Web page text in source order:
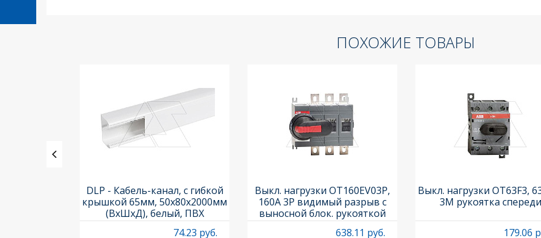
ПОХОЖИЕ ТОВАРЫ
DLP - Кабель-канал, с гибкой
крышкой 65мм, 50x80х2000мм
(ВхШхД), белый, ПВХ
74.23 руб.
Выкл. нагрузки OT160EV03P,
160A 3P видимый разрыв с
выносной блок. рукояткой
OHB65J6 и осью OXP6X210
638.11 руб.
Выкл. нагрузки OT63F3,
3M рукоятка спереди
179.06